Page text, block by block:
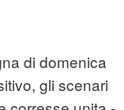
di domenica
gli scenari